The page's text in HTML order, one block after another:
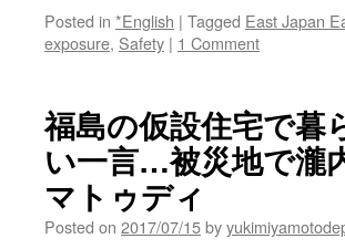
Posted in *English | Tagged East Japan
exposure, Safety | 1 Comment
福島の仮設住宅で
い一言…被災地で瀧
マトゥディ
Posted on 2017/07/15by